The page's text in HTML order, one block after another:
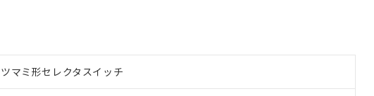
ツマミ形セレクタスイッチ